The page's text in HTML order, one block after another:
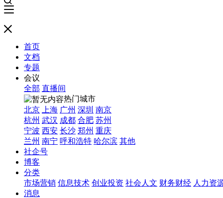
首页
文档
专题
会议
全部 直播间
热门城市
北京
上海 广州 深圳 南京
杭州 武汉 成都 合肥 苏州
宁波 西安 长沙 郑州 重庆
兰州 南宁 呼和浩特 哈尔滨 其他
社企号
博客
分类
市场营销 信息技术 创业投资 社会人文 财务财经 人力资
消息